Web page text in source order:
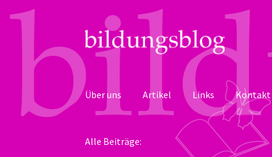
Zur
Navigation
springen
Zum
Inhalt
springen
Über uns Artikel Links Kontakt
Alle Beiträge: